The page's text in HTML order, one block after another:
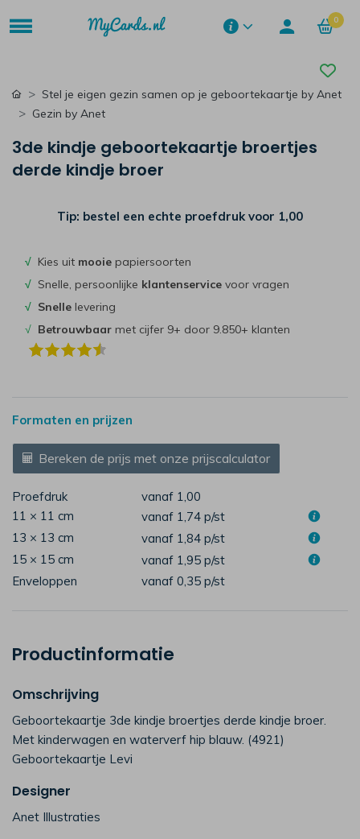
0
Stel je eigen gezin samen op je geboortekaartje by Anet
Gezin by Anet
3de kindje geboortekaartje broertjes
derde kindje broer
Tip: bestel een echte proefdruk voor 1,00
√ Kies uit mooie papiersoorten
√ Snelle, persoonlijke klantenservice voor vragen
√ Snelle levering
√ Betrouwbaar met cijfer 9+ door 9.850+ klanten
Formaten en prijzen
Bereken de prijs met onze prijscalculator
Proefdruk
vanaf 1,00
11 × 11 cm
vanaf 1,74 p/st
13 × 13 cm
vanaf 1,84 p/st
15 × 15 cm
vanaf 1,95 p/st
Enveloppen
vanaf 0,35 p/st
Productinformatie
Omschrijving
Geboortekaartje 3de kindje broertjes derde kindje broer.
Met kinderwagen en waterverf hip blauw. (4921)
Geboortekaartje Levi
Designer
Anet Illustraties